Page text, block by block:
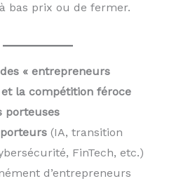
bas prix ou de fermer.
« entrepreneurs
la compétition féroce
porteuses
(IA, transition
FinTech, etc.)
d’entrepreneurs